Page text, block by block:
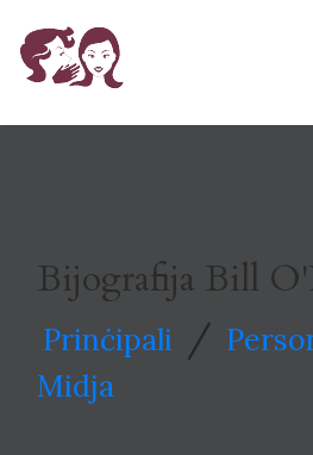
Bijografija Bill
Prinċipali /
Midja